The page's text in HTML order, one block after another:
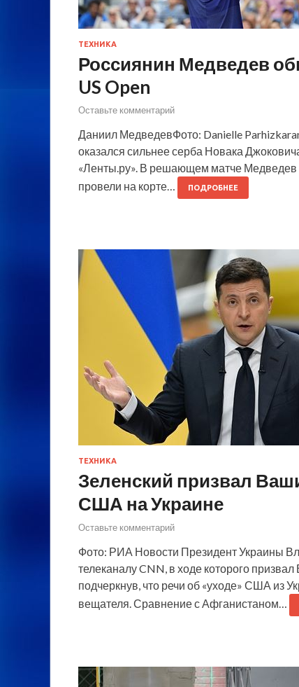
ТЕХНИКА
Россиянин Медведев
US Open
Оставьте комментарий
Даниил МедведевФото: Danielle
оказался сильнее серба Новака
«Ленты.ру». В решающем матче Медведев
провели на корте…
ПОДРОБНЕЕ
ТЕХНИКА
Зеленский призвал
США на Украине
Оставьте комментарий
Фото: РИА Новости Президент Украины
телеканалу CNN, в ходе которого
подчеркнув, что речи об «уходе» США из
вещателя. Сравнение с Афганистаном…